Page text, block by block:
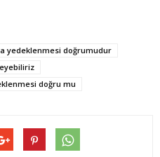
yedeklenmesi doğrumudur
doğru mu